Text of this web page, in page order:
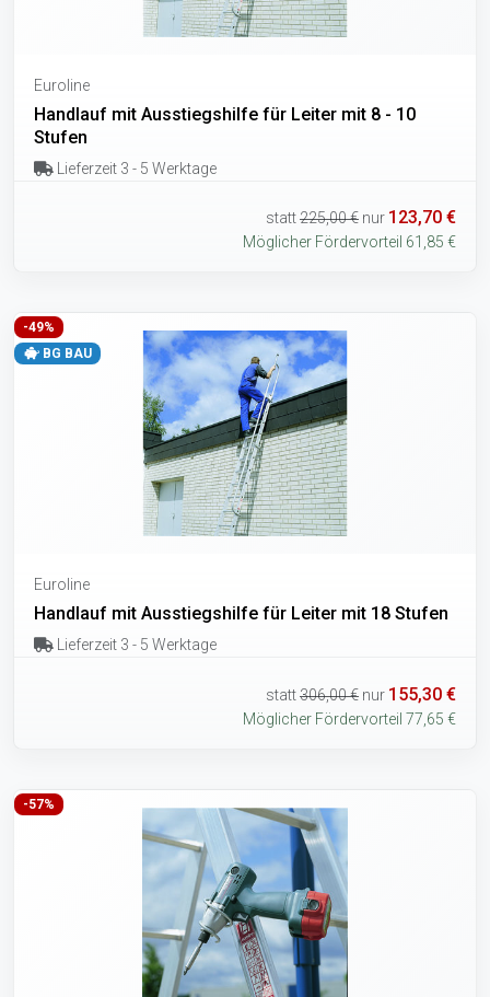
Euroline
Handlauf mit Ausstiegshilfe für Leiter mit 8 - 10
Stufen
Lieferzeit 3 - 5 Werktage
statt225,00 € nur 123,70 €
Möglicher Fördervorteil 61,85 €
-49%
BG BAU
Euroline
Handlauf mit Ausstiegshilfe für Leiter mit 18 Stufen
Lieferzeit 3 - 5 Werktage
statt306,00 € nur 155,30 €
Möglicher Fördervorteil 77,65 €
-57%